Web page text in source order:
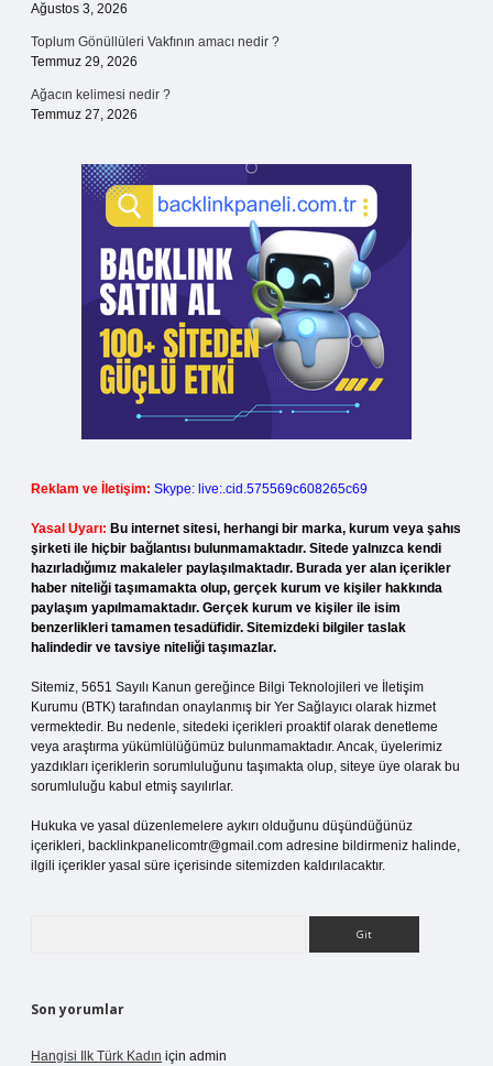
Ağustos 3, 2026
Toplum Gönüllüleri Vakfının amacı nedir ?
Temmuz 29, 2026
Ağacın kelimesi nedir ?
Temmuz 27, 2026
Reklam ve İletişim: Skype: live:.cid.575569c608265c69
Yasal Uyarı: Bu internet sitesi, herhangi bir marka, kurum veya şahıs
şirketi ile hiçbir bağlantısı bulunmamaktadır. Sitede yalnızca kendi
hazırladığımız makaleler paylaşılmaktadır. Burada yer alan içerikler
haber niteliği taşımamakta olup, gerçek kurum ve kişiler hakkında
paylaşım yapılmamaktadır. Gerçek kurum ve kişiler ile isim
benzerlikleri tamamen tesadüfidir. Sitemizdeki bilgiler taslak
halindedir ve tavsiye niteliği taşımazlar.
Sitemiz, 5651 Sayılı Kanun gereğince Bilgi Teknolojileri ve İletişim
Kurumu (BTK) tarafından onaylanmış bir Yer Sağlayıcı olarak hizmet
vermektedir. Bu nedenle, sitedeki içerikleri proaktif olarak denetleme
veya araştırma yükümlülüğümüz bulunmamaktadır. Ancak, üyelerimiz
yazdıkları içeriklerin sorumluluğunu taşımakta olup, siteye üye olarak bu
sorumluluğu kabul etmiş sayılırlar.
Hukuka ve yasal düzenlemelere aykırı olduğunu düşündüğünüz
içerikleri, backlinkpanelicomtr@gmail.com adresine bildirmeniz halinde,
ilgili içerikler yasal süre içerisinde sitemizden kaldırılacaktır.
Son yorumlar
Hangisi Ilk Türk Kadın için admin